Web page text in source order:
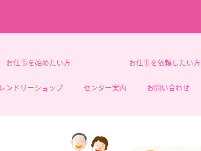
お仕事を始めたい方 お仕事を依頼したい方
ンドリーショップ センター案内 お問い合わせ